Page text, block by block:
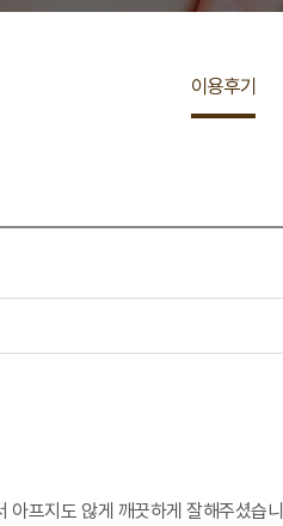
이용후기
주세요. ※ 모바일작
세
양
아프지도 않게 깨끗하게 잘해주셨